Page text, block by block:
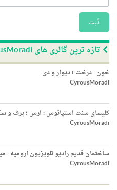
ثبت
تازه ترین گالری های CyrousMoradi
خون : درخت ؛ دیوار و دی
CyrousMoradi
کلیسای سنت استپانوس : ارس ؛ برف و
CyrousMoradi
ساختمان قدیم رادیو تلویزیون ارومیه :
CyrousMoradi